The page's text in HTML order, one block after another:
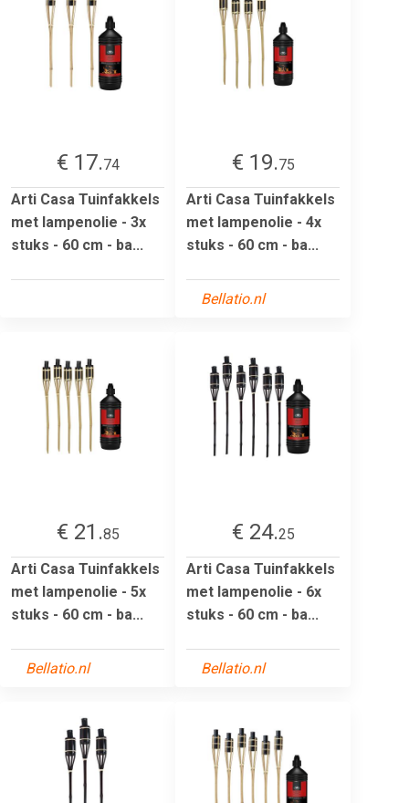
€ 17.74
Arti Casa Tuinfakkels
met lampenolie - 3x
stuks - 60 cm - ba...
€ 19.75
Arti Casa Tuinfakkels
met lampenolie - 4x
stuks - 60 cm - ba...
Bellatio.nl
€ 21.85
Arti Casa Tuinfakkels
met lampenolie - 5x
stuks - 60 cm - ba...
Bellatio.nl
€ 24.25
Arti Casa Tuinfakkels
met lampenolie - 6x
stuks - 60 cm - ba...
Bellatio.nl